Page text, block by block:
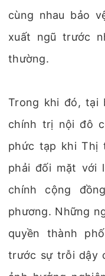
cùng nhau bảo
xuất ngũ trước
thường.
Trong khi đó, tại
chính trị nội đô
phức tạp khi Thị
phải đối mặt với
chính cộng
phương. Những
quyền thành
trước sự trỗi dậy